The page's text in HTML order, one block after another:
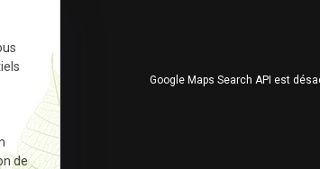
Google Maps Search API est
de